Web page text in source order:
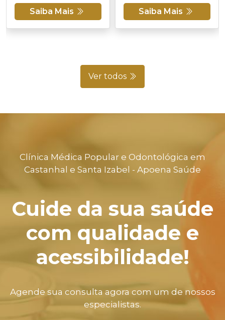
Saiba Mais Saiba Mais
Ver todos
Clínica Médica Popular e Odontológica em
Castanhal e Santa Izabel - Apoena Saúde
Cuide da sua saúde
com qualidade e
acessibilidade!
Agende sua consulta agora com um de nossos
especialistas.